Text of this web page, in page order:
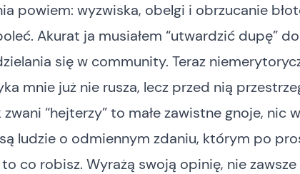
powiem: wyzwiska, obelgi i obrzucanie
Akurat ja musiałem “utwardzić dupę”
się w community. Teraz
mnie już nie rusza, lecz przed nią
“hejterzy” to małe zawistne gnoje, nic
ludzie o odmiennym zdaniu, którym po
co robisz. Wyrażą swoją opinię, nie zawsze